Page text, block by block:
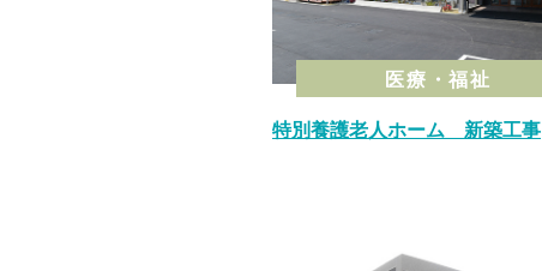
医療・福祉
特別養護老人ホーム 新築工事